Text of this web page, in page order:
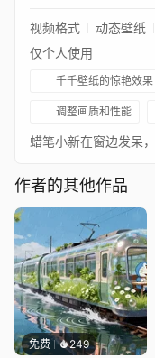
视频格式 动态壁纸
仅个人使用
千千壁纸的惊艳效果
调整画质和性能
作者的其他作品
免费 249